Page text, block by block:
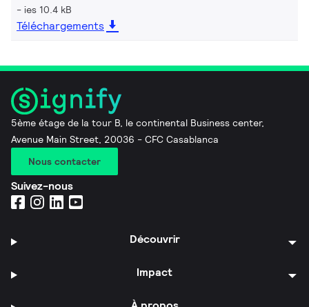
ies 10.4 kB
Téléchargements
5ème étage de la tour B, le continental Business center,
Avenue Main Street, 20036 - CFC Casablanca
Nous contacter
Suivez-nous
Découvrir
Impact